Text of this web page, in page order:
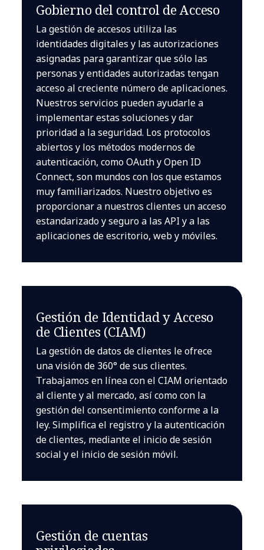
Gobierno del control de Acceso
La gestión de accesos utiliza las
identidades digitales y las autorizaciones
asignadas para garantizar que sólo las
personas y entidades autorizadas tengan
acceso al creciente número de aplicaciones.
Nuestros servicios pueden ayudarle a
implementar estas soluciones y dar
prioridad a la seguridad. Los protocolos
abiertos y los métodos modernos de
autenticación, como OAuth y Open ID
Connect, son mundos con los que estamos
muy familiarizados. Nuestro objetivo es
proporcionar a nuestros clientes un acceso
estandarizado y seguro a las API y a las
aplicaciones de escritorio, web y móviles.
Gestión de Identidad y Acceso
de Clientes (CIAM)
La gestión de datos de clientes le ofrece
una visión de 360° de sus clientes.
Trabajamos en línea con el CIAM orientado
al cliente y al mercado, así como con la
gestión del consentimiento conforme a la
ley. Simplifica el registro y la autenticación
de clientes, mediante el inicio de sesión
social y el inicio de sesión móvil.
Gestión de cuentas